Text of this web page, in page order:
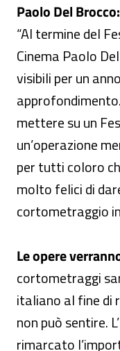
Paolo Del
“Al termine del
Cinema Paolo
visibili per un
mettere su un
un’operazione
per tutti coloro
molto felici di
cortometraggio
Le opere
cortometraggi
italiano al fine di
non può sentire.
rimarcato